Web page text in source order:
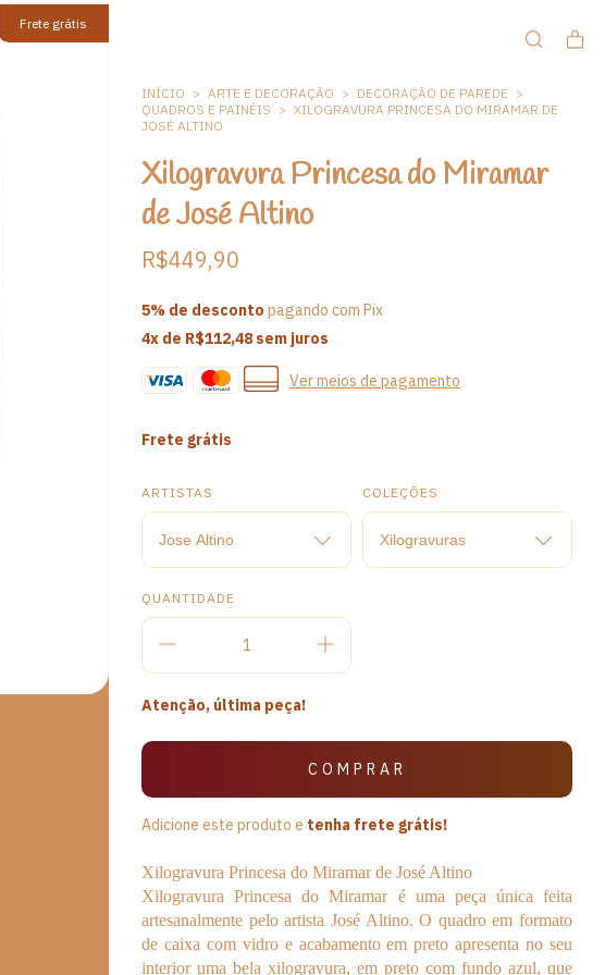
Frete grátis
INÍCIO > ARTE E DECORAÇÃO > DECORAÇÃO DE PAREDE >
QUADROS E PAINÉIS > XILOGRAVURA PRINCESA DO MIRAMAR DE
JOSÉ ALTINO
Xilogravura Princesa do Miramar
de José Altino
R$449,90
5% de desconto pagando com Pix
4x de R$112,48sem juros
Ver meios de pagamento
Frete grátis
ARTISTAS COLEÇÕES
QUANTIDADE
Atenção, última peça!
Adicione este produto e tenha frete grátis!
Xilogravura Princesa do Miramar de José Altino
Xilogravura Princesa do Miramar é uma peça única feita
artesanalmente pelo artista José Altino. O quadro em formato
de caixa com vidro e acabamento em preto apresenta no seu
interior uma bela xilogravura, em preto com fundo azul, que